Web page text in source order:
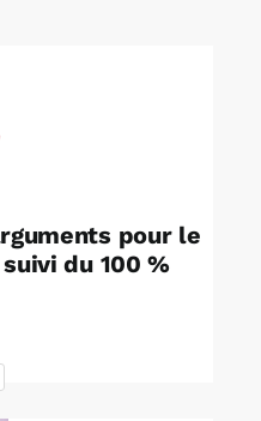
pour le
du 100 %